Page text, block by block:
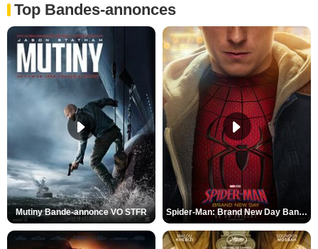
Top Bandes-annonces
Mutiny Bande-annonce VO STFR Spider-Man: Brand New Day Bande-annonce VO STFR